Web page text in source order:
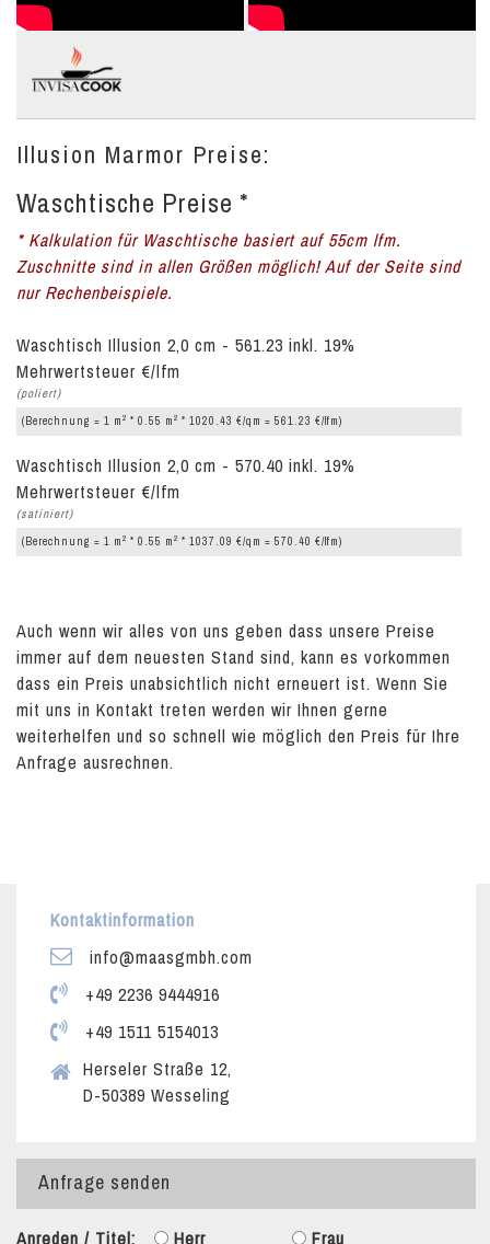
Illusion Marmor Preise:
Waschtische Preise *
* Kalkulation für Waschtische basiert auf 55cm lfm.
Zuschnitte sind in allen Größen möglich! Auf der Seite sind
nur Rechenbeispiele.
Waschtisch Illusion 2,0 cm - 561.23 inkl. 19%
Mehrwertsteuer €/lfm
(poliert)
(Berechnung = 1 m 2 * 0.55 m 2 * 1020.43 €/qm = 561.23 €/lfm)
Waschtisch Illusion 2,0 cm - 570.40 inkl. 19%
Mehrwertsteuer €/lfm
(satiniert)
(Berechnung = 1 m 2 * 0.55 m 2 * 1037.09 €/qm = 570.40 €/lfm)
Auch wenn wir alles von uns geben dass unsere Preise
immer auf dem neuesten Stand sind, kann es vorkommen
dass ein Preis unabsichtlich nicht erneuert ist. Wenn Sie
mit uns in Kontakt treten werden wir Ihnen gerne
weiterhelfen und so schnell wie möglich den Preis für Ihre
Anfrage ausrechnen.
Kontaktinformation
info@maasgmbh.com
+49 2236 9444916
+49 1511 5154013
Herseler Straße 12,
D-50389 Wesseling
Anfrage senden
Anreden / Titel: Herr Frau